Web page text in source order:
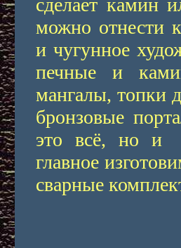
сделает камин
можно отнести
и чугунное
печные и
мангалы, топки
бронзовые
это всё, но и
главное
сварные